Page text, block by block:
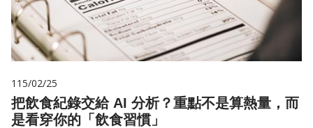
115/02/25
把飲食紀錄交給 AI 分析？重點不是算熱量，而
是看穿你的「飲食習慣」